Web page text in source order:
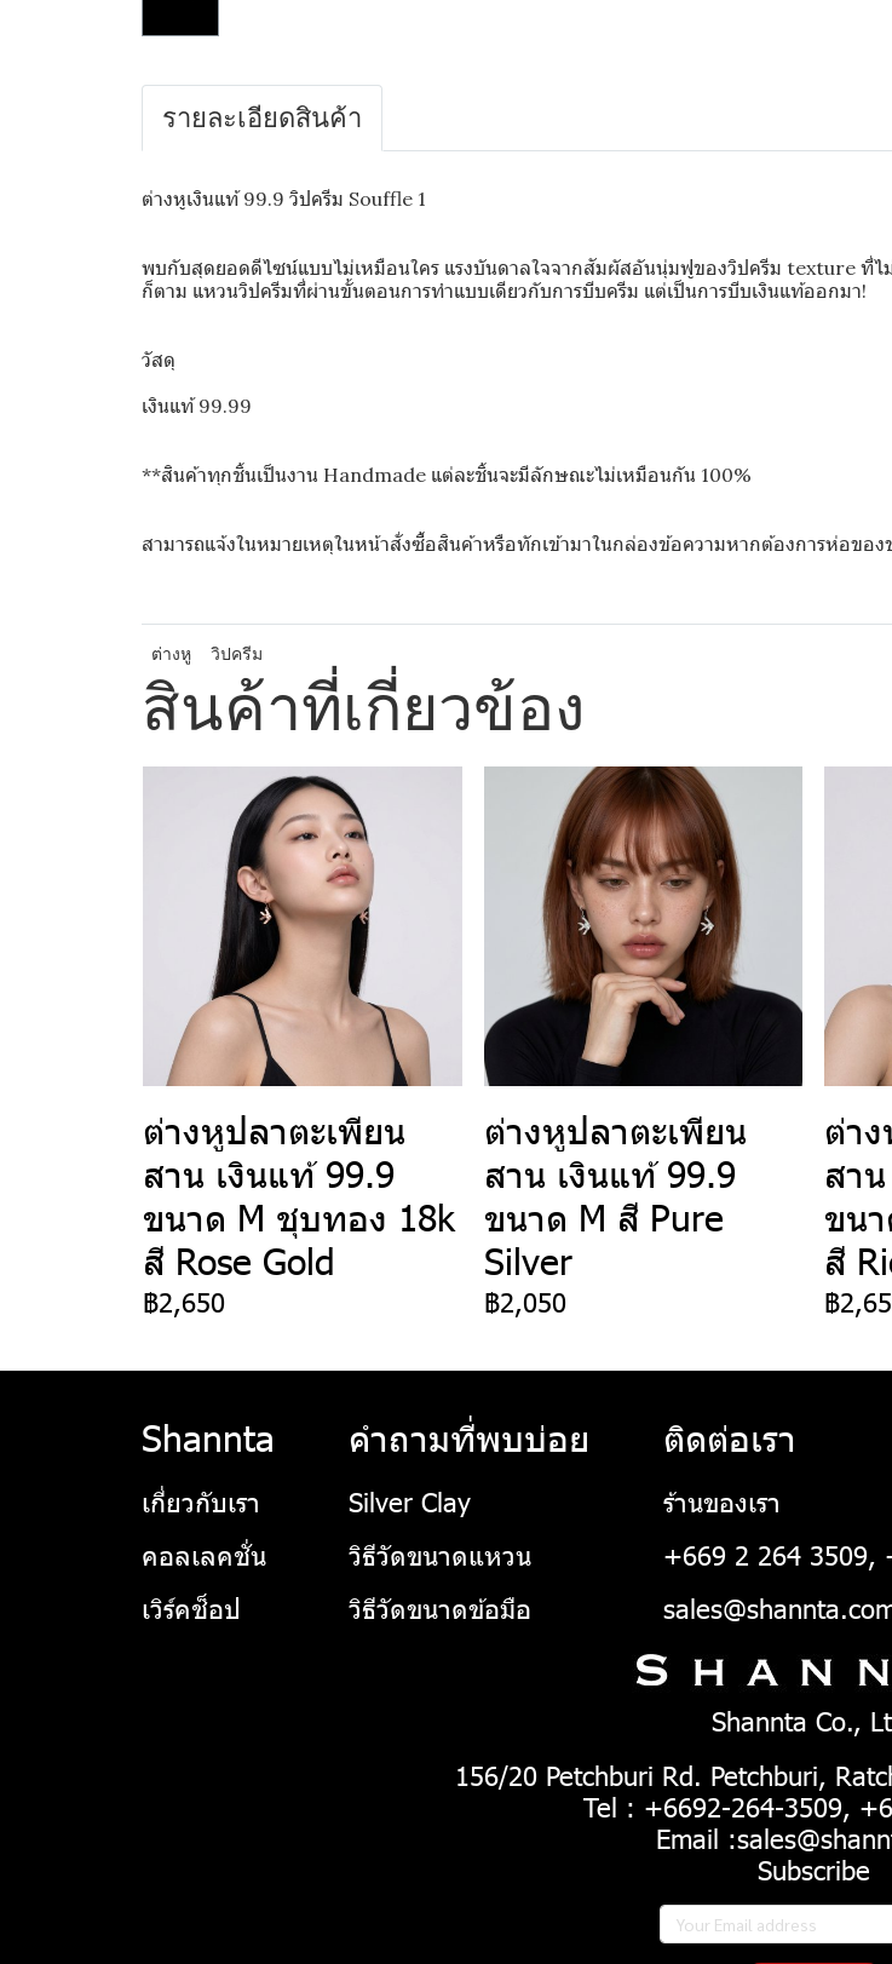
รายละเอียดสินค้า
ต่างหูเงินแท้ 99.9 วิปครีม Souffle 1
พบกับสุดยอดดีไซน์แบบไม่เหมือนใคร แรงบันดาลใจจากสัมผัสอันนุ่มฟูของวิปครีม texture ที่ไ
ก็ตาม แหวนวิปครีมที่ผ่านขั้นตอนการทำแบบเดียวกับการบีบครีม แต่เป็นการบีบเงินแท้ออกมา!
วัสดุ
เงินแท้ 99.99
**สินค้าทุกชิ้นเป็นงาน Handmade แต่ละชิ้นจะมีลักษณะไม่เหมือนกัน 100%
สามารถแจ้งในหมายเหตุในหน้าสั่งซื้อสินค้าหรือทักเข้ามาในกล่องข้อความหากต้องการห่อขอ
ต่างหู วิปครีม
สินค้าที่เกี่ยวข้อง
ต่างหูปลาตะเพียน
สาน เงินแท้ 99.9
ขนาด M ชุบทอง 18k
สี Rose Gold
฿2,650
ต่างหูปลาตะเพียน
สาน เงินแท้ 99.9
ขนาด M สี Pure
Silver
฿2,050
ต่า
สา
ขน
สี
฿
Shannta
เกี่ยวกับเรา
คอลเลคชั่น
เวิร์คช็อป
คำถามที่พบบ่อย
Silver Clay
วิธีวัดขนาดแหวน
วิธีวัดขนาดข้อมือ
ติดต่อเรา
ร้านของเรา
+669 2 264 3509,
Shannta Co.,
156/20 Petchburi Rd. Petchburi,
Tel : +6692-264-3509,
Email
Subscribe